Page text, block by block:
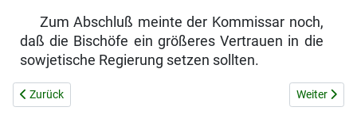
Zum Abschluß meinte der Kommissar noch,
daß die Bischöfe ein größeres Ver­trauen in die
sowjetische Regierung setzen sollten.
Vorheriger Beitrag: DURCHSUCHUNGEN UND VERHÖRE
Zurück Nächster
Weiter